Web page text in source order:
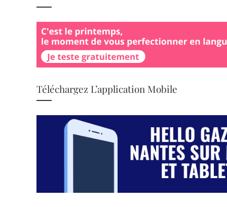
Téléchargez L’application Mobile